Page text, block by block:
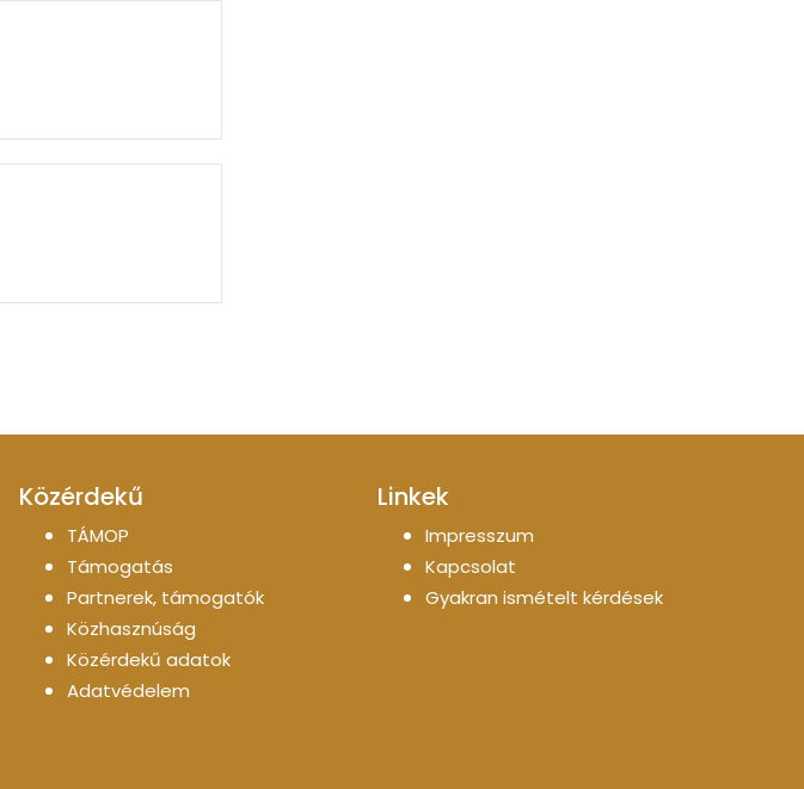
Közérdekű
TÁMOP
Támogatás
Partnerek, támogatók
Közhasznúság
Közérdekű adatok
Adatvédelem
Linkek
Impresszum
Kapcsolat
Gyakran ismételt kérdések